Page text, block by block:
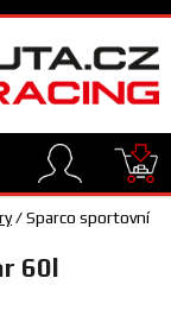
/Sparco sportovní
60l